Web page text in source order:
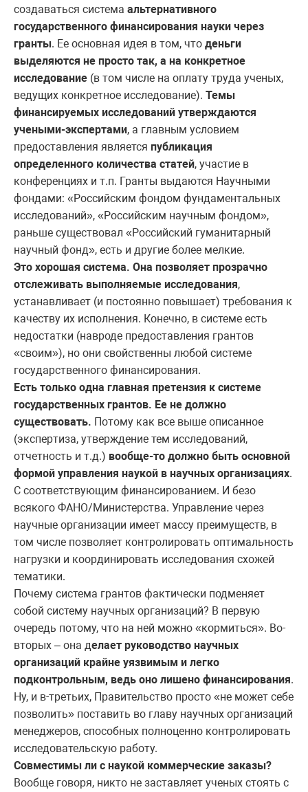
создаваться система альтернативного
государственного финансирования науки через
гранты. Ее основная идея в том, что деньги
выделяются не просто так, а на конкретное
исследование (в том числе на оплату труда ученых,
ведущих конкретное исследование). Темы
финансируемых исследований утверждаются
учеными-экспертами, а главным условием
предоставления является публикация
определенного количества статей, участие в
конференциях и т.п. Гранты выдаются Научными
фондами: «Российским фондом фундаментальных
исследований», «Российским научным фондом»,
раньше существовал «Российский гуманитарный
научный фонд», есть и другие более мелкие.
Это хорошая система. Она позволяет прозрачно
отслеживать выполняемые исследования,
устанавливает (и постоянно повышает) требования к
качеству их исполнения. Конечно, в системе есть
недостатки (навроде предоставления грантов
«своим»), но они свойственны любой системе
государственного финансирования.
Есть только одна главная претензия к системе
государственных грантов. Ее не должно
существовать. Потому как все выше описанное
(экспертиза, утверждение тем исследований,
отчетность и т.д.) вообще-то должно быть основной
формой управления наукой в научных организациях.
С соответствующим финансированием. И безо
всякого ФАНО/Министерства. Управление через
научные организации имеет массу преимуществ, в
том числе позволяет контролировать оптимальность
нагрузки и координировать исследования схожей
тематики.
Почему система грантов фактически подменяет
собой систему научных организаций? В первую
очередь потому, что на ней можно «кормиться». Во-
вторых – она делает руководство научных
организаций крайне уязвимым и легко
подконтрольным, ведь оно лишено финансирования.
Ну, и в-третьих, Правительство просто «не может себе
позволить» поставить во главу научных организаций
менеджеров, способных полноценно контролировать
исследовательскую работу.
Совместимы ли с наукой коммерческие заказы?
Вообще говоря, никто не заставляет ученых стоять с